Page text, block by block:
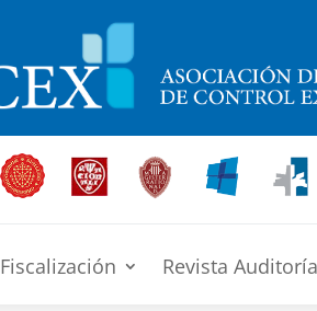
Fiscalización Revista